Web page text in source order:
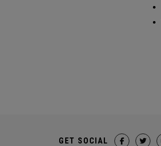
GET SOCIAL